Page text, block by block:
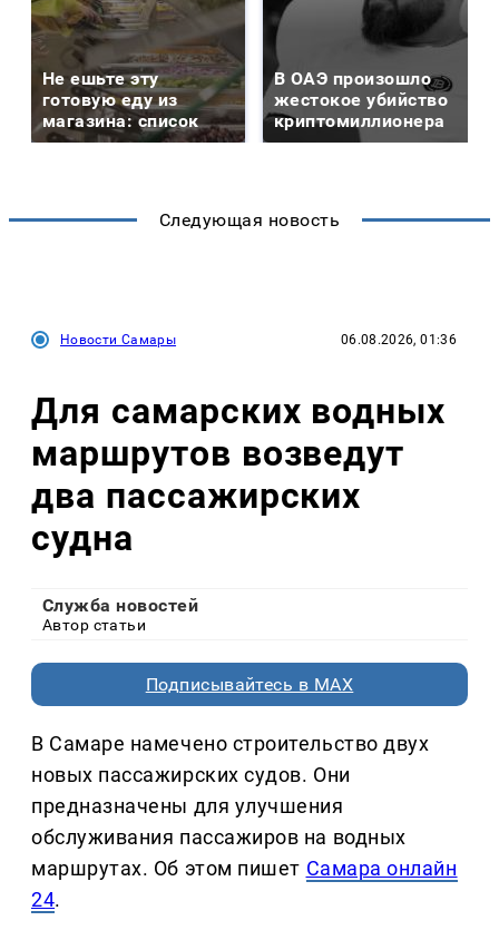
Не ешьте эту
готовую еду из
магазина: список
В ОАЭ произошло
жестокое убийство
криптомиллионера
Следующая новость
Новости Самары 06.08.2026, 01:36
Для самарских водных
маршрутов возведут
два пассажирских
судна
Служба новостей
Автор статьи
Подписывайтесь в MAX
В Самаре намечено строительство двух
новых пассажирских судов. Они
предназначены для улучшения
обслуживания пассажиров на водных
маршрутах. Об этом пишет Самара онлайн
24.